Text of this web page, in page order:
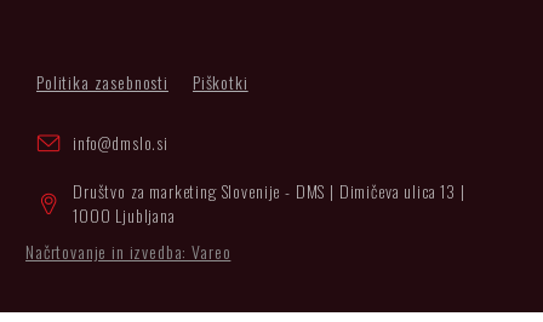
Politika zasebnosti Piškotki
info@dmslo.si
Društvo za marketing Slovenije - DMS | Dimičeva ulica 13 |
1000 Ljubljana
Načrtovanje in izvedba: Vareo